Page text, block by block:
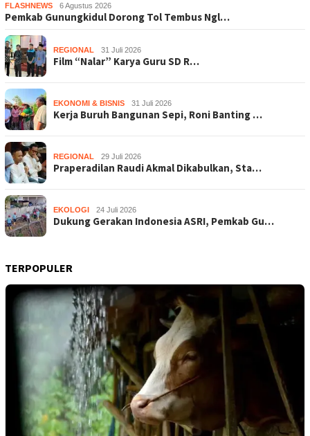
FLASHNEWS 6 Agustus 2026
Pemkab Gunungkidul Dorong Tol Tembus Ngl…
REGIONAL 31 Juli 2026
Film “Nalar” Karya Guru SD R…
EKONOMI & BISNIS 31 Juli 2026
Kerja Buruh Bangunan Sepi, Roni Banting …
REGIONAL 29 Juli 2026
Praperadilan Raudi Akmal Dikabulkan, Sta…
EKOLOGI 24 Juli 2026
Dukung Gerakan Indonesia ASRI, Pemkab Gu…
TERPOPULER